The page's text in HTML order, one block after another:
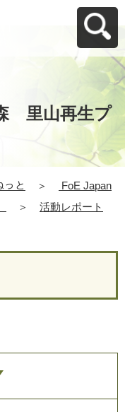
里山再生プ
と ＞
FoE Japan
＞
活動レポート